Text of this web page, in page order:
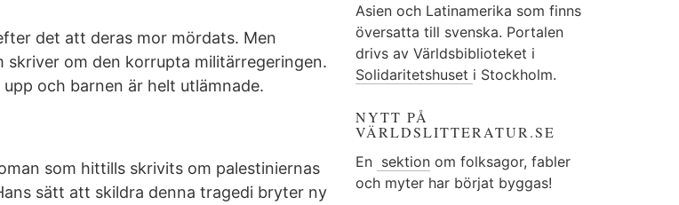
det att deras mor mördats. Men
om den korrupta militärregeringen.
och barnen är helt utlämnade.
som hittills skrivits om palestiniernas
sätt att skildra denna tragedi bryter ny
Asien och Latinamerika som finns
översatta till svenska. Portalen
drivs av Världsbiblioteket i
Solidaritetshuset i Stockholm.
NYTT PÅ
VÄRLDSLITTERATUR.SE
En sektionom folksagor, fabler
och myter har börjat byggas!